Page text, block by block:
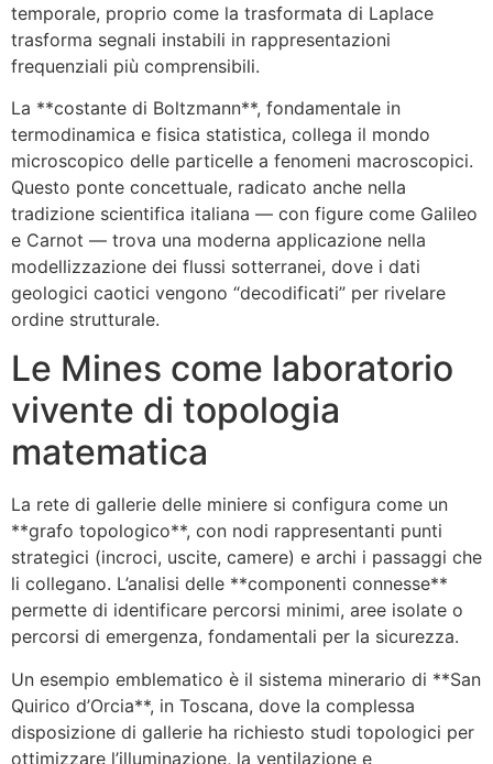
temporale, proprio come la trasformata di Laplace
trasforma segnali instabili in rappresentazioni
frequenziali più comprensibili.
La **costante di Boltzmann**, fondamentale in
termodinamica e fisica statistica, collega il mondo
microscopico delle particelle a fenomeni macroscopici.
Questo ponte concettuale, radicato anche nella
tradizione scientifica italiana — con figure come Galileo
e Carnot — trova una moderna applicazione nella
modellizzazione dei flussi sotterranei, dove i dati
geologici caotici vengono “decodificati” per rivelare
ordine strutturale.
Le Mines come laboratorio
vivente di topologia
matematica
La rete di gallerie delle miniere si configura come un
**grafo topologico**, con nodi rappresentanti punti
strategici (incroci, uscite, camere) e archi i passaggi che
li collegano. L’analisi delle **componenti connesse**
permette di identificare percorsi minimi, aree isolate o
percorsi di emergenza, fondamentali per la sicurezza.
Un esempio emblematico è il sistema minerario di **San
Quirico d’Orcia**, in Toscana, dove la complessa
disposizione di gallerie ha richiesto studi topologici per
ottimizzare l’illuminazione, la ventilazione e